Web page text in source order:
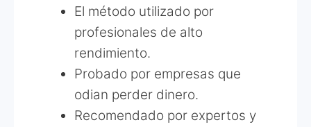
El método utilizado por
profesionales de alto
rendimiento.
Probado por empresas que
odian perder dinero.
Recomendado por expertos y